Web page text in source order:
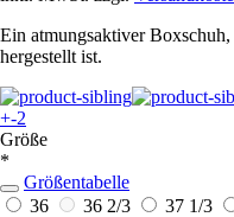
Ein atmungsaktiver
hergestellt ist.
+-2
Größe
*
Größentabelle
36
36 2/3 37 1/3